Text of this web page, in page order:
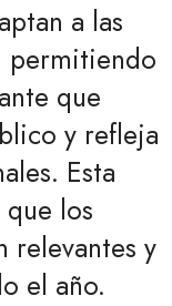
a las
permitiendo
que
y refleja
Esta
los
relevantes y
el año.